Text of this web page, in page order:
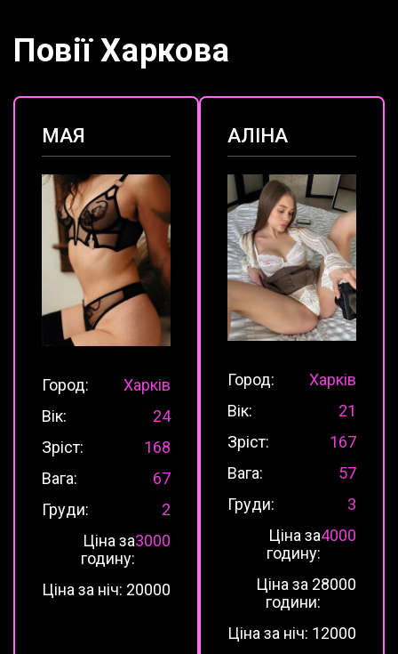
Повії Харкова
МАЯ
Город:
Харків
Вік:
24
Зріст:
168
Вага:
67
Груди:
2
Ціна за
годину:
3000
Ціна за ніч: 20000
АЛІНА
Город:
Харків
Вік:
21
Зріст:
167
Вага:
57
Груди:
3
Ціна за
годину:
4000
Ціна за 2
години:
8000
Ціна за ніч: 12000